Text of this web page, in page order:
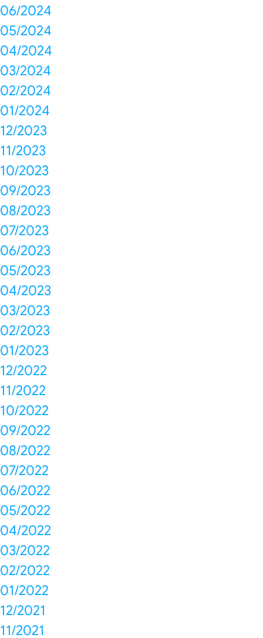
06/2024
05/2024
04/2024
03/2024
02/2024
01/2024
12/2023
11/2023
10/2023
09/2023
08/2023
07/2023
06/2023
05/2023
04/2023
03/2023
02/2023
01/2023
12/2022
11/2022
10/2022
09/2022
08/2022
07/2022
06/2022
05/2022
04/2022
03/2022
02/2022
01/2022
12/2021
11/2021